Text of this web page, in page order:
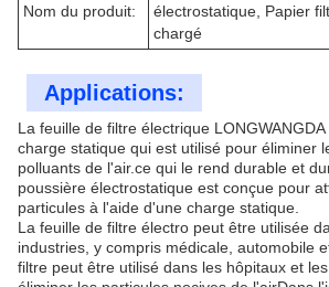
Nom du produit:
électrostatique, Papier
chargé
Applications:
La feuille de filtre électrique
charge statique qui est utilisé pour éliminer
polluants de l'air.ce qui le rend durable et
poussière électrostatique est conçue pour
particules à l'aide d'une charge statique.
La feuille de filtre électro peut être utilisée
industries, y compris médicale, automobile
filtre peut être utilisé dans les hôpitaux et